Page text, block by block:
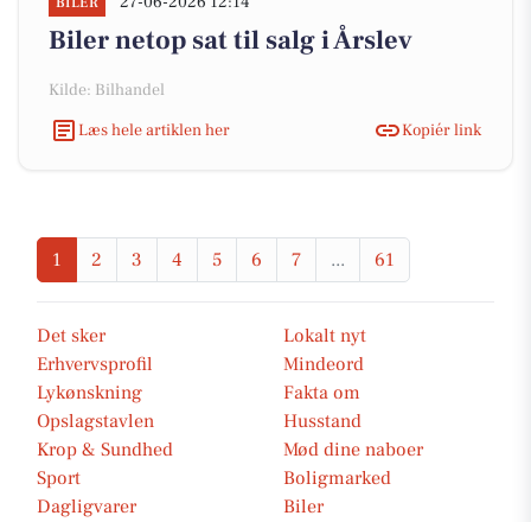
Biler netop sat til salg i Årslev
Kilde: Bilhandel
Læs hele artiklen her
Kopiér link
1 2 3 4 5 6 7 ... 61
Det sker
Lokalt nyt
Erhvervsprofil
Mindeord
Lykønskning
Fakta om
Opslagstavlen
Husstand
Krop & Sundhed
Mød dine naboer
Sport
Boligmarked
Dagligvarer
Biler